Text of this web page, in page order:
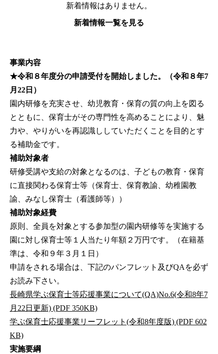
新着情報はありません。
新着情報一覧を見る
事業内容
★令和８年度分の申請受付を開始しました。（令和８年7
月22日）
園内研修を充実させ、幼児教育・保育の質の向上を図る
とともに、保育士がその専門性を高めることにより、魅
力や、やりがいを再認識ししていただくことを目的とす
る補助金です。
補助対象者
研修受講や支給の対象となるのは、子どもの教育・保育
に直接関わる保育士等（保育士、保育教諭、幼稚園教
諭、みなし保育士（看護師等））
補助対象経費
原則、全員を対象とする参加型の園内研修等を実施する
園に対し保育士等１人当たり年額２万円です。（在籍基
準は、令和９年３月１日）
申請をされる場合は、下記のパンフレット及びQAを必ず
お読み下さい。
長崎県学ぶ保育士等応援事業について(QA)No.6(令和8年7
月22日更新) (PDF 350KB)
学ぶ保育士応援事業リーフレット(令和8年度版) (PDF 602
KB)
実施要綱